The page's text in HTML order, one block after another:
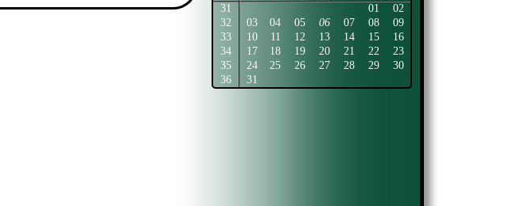
31
01
02
32
03 04 05 06 07 08
09
33
10 11 12 13 14 15
16
34
17 18 19 20 21 22
23
35
24 25 26 27 28 29
30
36
31